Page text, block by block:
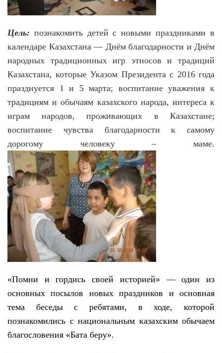
Цель: познакомить детей с новыми праздниками в
календаре Казахстана — Днём благодарности и Днём
народных традиционных игр этносов и традиций
Казахстана, которые Указом Президента с 2016 года
празднуется 1 и 5 марта; воспитание уважения к
традициям и обычаям казахского народа, интереса к
играм народов, проживающих в Казахстане;
воспитание чувства благодарности к самому
дорогому человеку – маме.
«Помни и гордись своей историей» — один из
основных посылов новых праздников и основная
тема беседы с ребятами, в ходе, которой
познакомились с национальным казахским обычаем
благословения «Бата беру».